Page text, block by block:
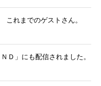
れまでのゲストさん。
」にも配信されました。